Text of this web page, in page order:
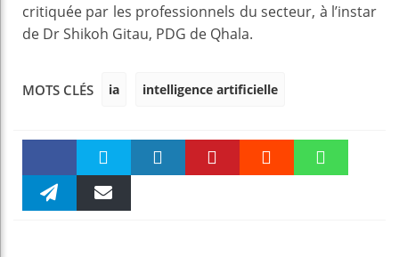
critiquée par les professionnels du secteur, à l’instar
de Dr Shikoh Gitau, PDG de Qhala.
MOTS CLÉS ia intelligence artificielle
Faceboo Twitter